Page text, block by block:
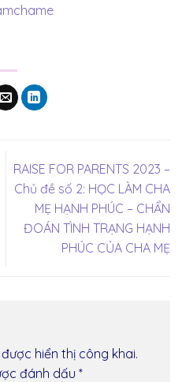
RAISE FOR PARENTS 2023 –
Chủ đề số 2: HỌC LÀM CHA
MẸ HẠNH PHÚC – CHẨN
ĐOÁN TÌNH TRẠNG HẠNH
PHÚC CỦA CHA MẸ
hiển thị công khai.
đánh dấu *